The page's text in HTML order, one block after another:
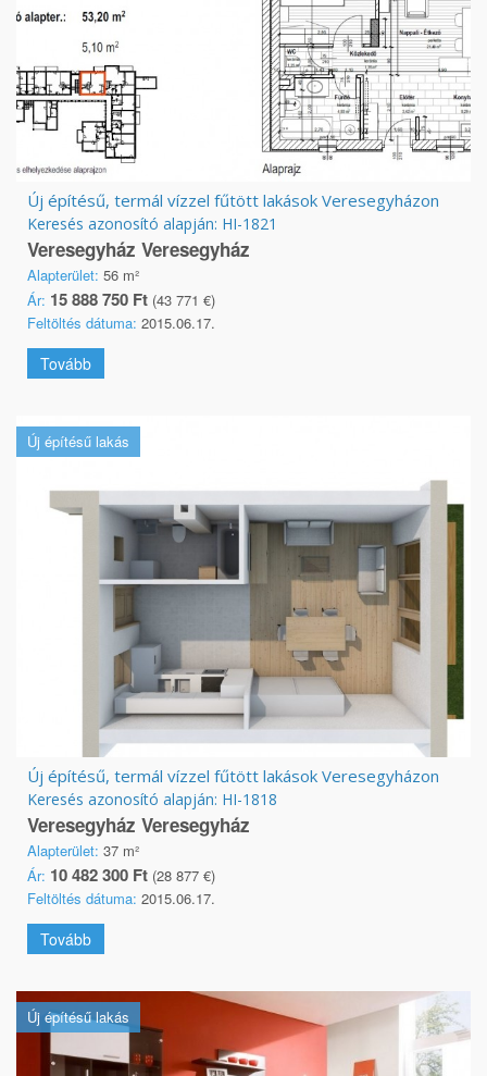
Új építésű, termál vízzel fűtött lakások Veresegyházon
Keresés azonosító alapján: HI-1821
Veresegyház Veresegyház
Alapterület: 56 m²
Ár: 15 888 750 Ft (43 771 €)
Feltöltés dátuma: 2015.06.17.
Tovább
Új építésű lakás
Új építésű, termál vízzel fűtött lakások Veresegyházon
Keresés azonosító alapján: HI-1818
Veresegyház Veresegyház
Alapterület: 37 m²
Ár: 10 482 300 Ft (28 877 €)
Feltöltés dátuma: 2015.06.17.
Tovább
Új építésű lakás